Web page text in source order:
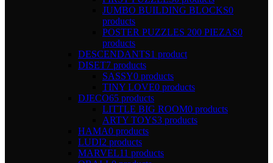
JUMBO BUILDING BLOCKS0
products
POSTER PUZZLES 200 PIEZAS0
products
DESCENDANTS1 product
DISET7 products
SASSY0 products
TINY LOVE0 products
DJECO65 products
LITTLE BIG ROOM0 products
ARTY TOYS3 products
HAMA0 products
LUDI2 products
MARVEL11 products